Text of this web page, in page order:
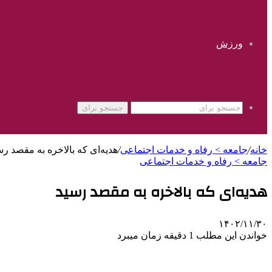
ورزش
جستجو برای
خانه/جامعه > رفاه و خدمات اجتماعی/هدیه‌ای که بالاخره به مقصد
جامعه > رفاه و خدمات اجتماعی
هدیه‌ای که بالاخره به مقصد رسید
۱۴۰۲/۱۱/۳۰
خواندن این مطلب 1 دقیقه زمان میبرد